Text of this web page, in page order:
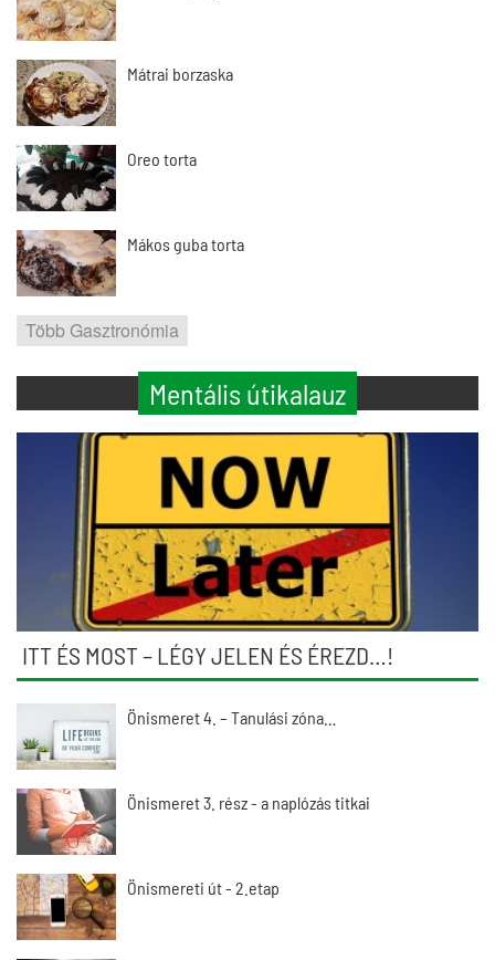
Mátrai borzaska
Oreo torta
Mákos guba torta
Több Gasztronómia
Mentális útikalauz
ITT ÉS MOST – LÉGY JELEN ÉS ÉREZD…!
Önismeret 4. – Tanulási zóna…
Önismeret 3. rész - a naplózás titkai
Önismereti út - 2.etap